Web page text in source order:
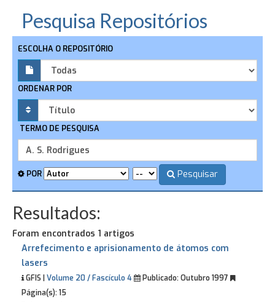
Pesquisa Repositórios
ESCOLHA O REPOSITÓRIO
ORDENAR POR
TERMO DE PESQUISA
POR Pesquisar
Resultados:
Foram encontrados 1 artigos
Arrefecimento e aprisionamento de átomos com
lasers
GFIS | Volume 20 / Fascículo 4 Publicado:Outubro 1997
Página(s):15